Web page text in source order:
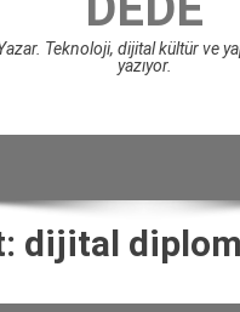
Teknoloji, dijital kültür ve
yazıyor.
dijital